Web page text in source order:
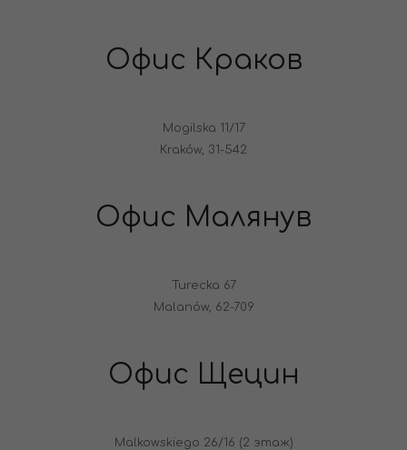
Офис Краков
Mogilska 11/17
Kraków, 31-542
Офис Малянув
Turecka 67
Malanów, 62-709
Офис Щецин
Malkowskiego 26/16 (2 этаж)